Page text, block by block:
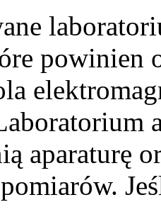
powinien
aparaturę